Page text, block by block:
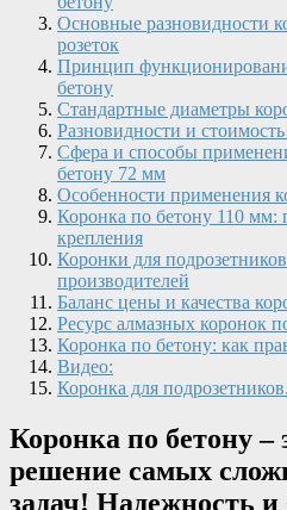
Основные разновидности
розеток
Принцип
бетону
Стандартные диаметры
Разновидности и
Сфера и способы
бетону 72 мм
Особенности применения
Коронка по бетону 110 мм:
крепления
Коронки для
производителей
Баланс цены и качества
Ресурс алмазных коронок
Коронка по бетону: как
Видео:
Коронка для
Коронка по бетону –
решение самых
задач! Надежность